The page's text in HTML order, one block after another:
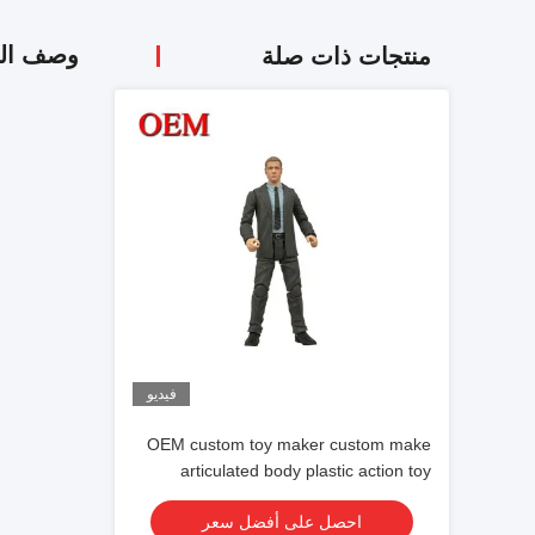
منتجات ذات صلة
فيديو
OEM custom toy maker custom make
articulated body plastic action toy
figures
احصل على أفضل سعر
وصف